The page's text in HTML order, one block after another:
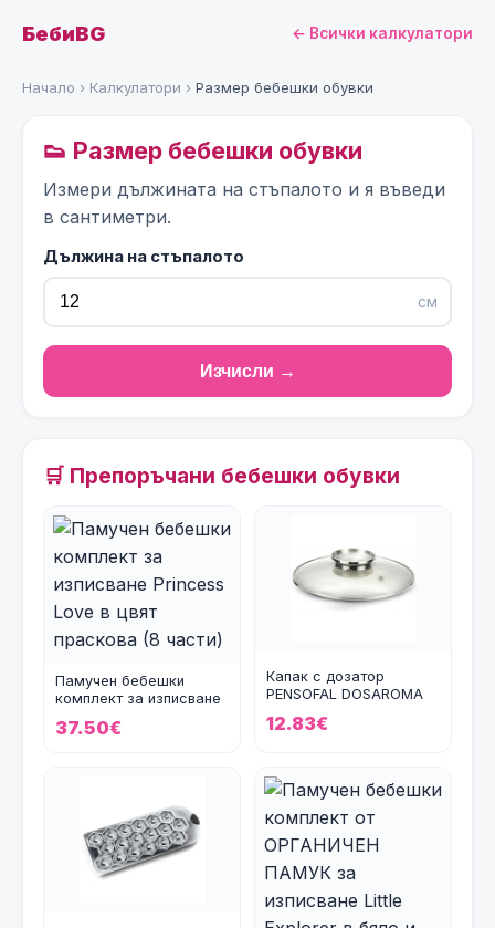
БебиBG ← Всички калкулатори
Начало › Калкулатори › Размер бебешки обувки
👟 Размер бебешки обувки
Измери дължината на стъпалото и я въведи
в сантиметри.
Дължина на стъпалото
см
Изчисли →
🛒 Препоръчани бебешки обувки
Памучен бебешки
комплект за изписване
37.50€
Капак с дозатор
PENSOFAL DOSAROMA
12.83€